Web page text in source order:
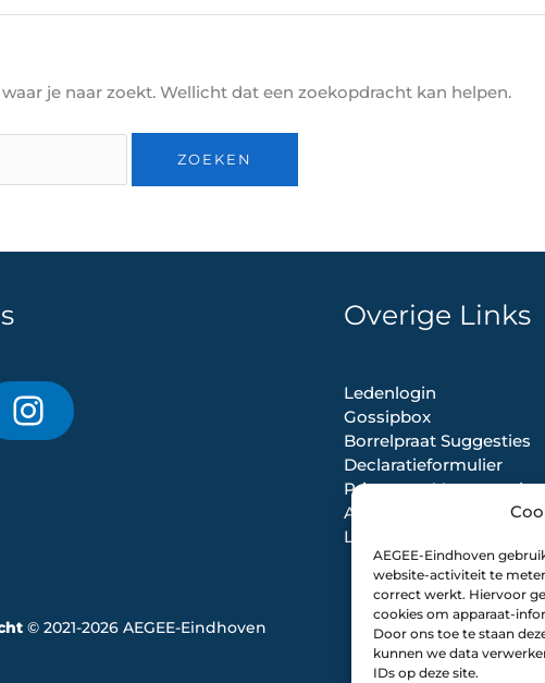
AEGEE-Eindhoven
website-activiteit te
correct werkt. Hiervoor
cookies om apparaat-
Door ons toe te staan
kunnen we data
IDs op deze site.
je naar zoekt. Wellicht dat een zoekopdracht kan helpen.
Overige Links
Ledenlogin
Gossipbox
Borrelpraat Suggesties
Declaratieformulier
Privacy en Voorwaarden
Alumni Form
Lidmaatschap
© 2021-2026 AEGEE-Eindhoven